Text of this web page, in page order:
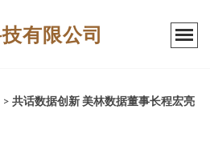
有限公司
> 共话数据创新 美林数据董事长程宏亮